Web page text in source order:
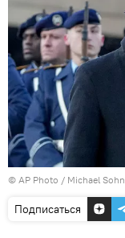
© AP Photo / Michael Sohn
Подписаться